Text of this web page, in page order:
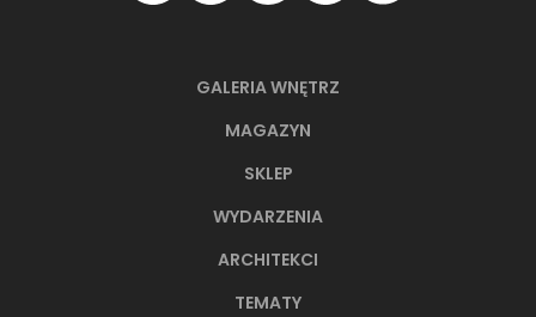
GALERIA WNĘTRZ
MAGAZYN
SKLEP
WYDARZENIA
ARCHITEKCI
TEMATY